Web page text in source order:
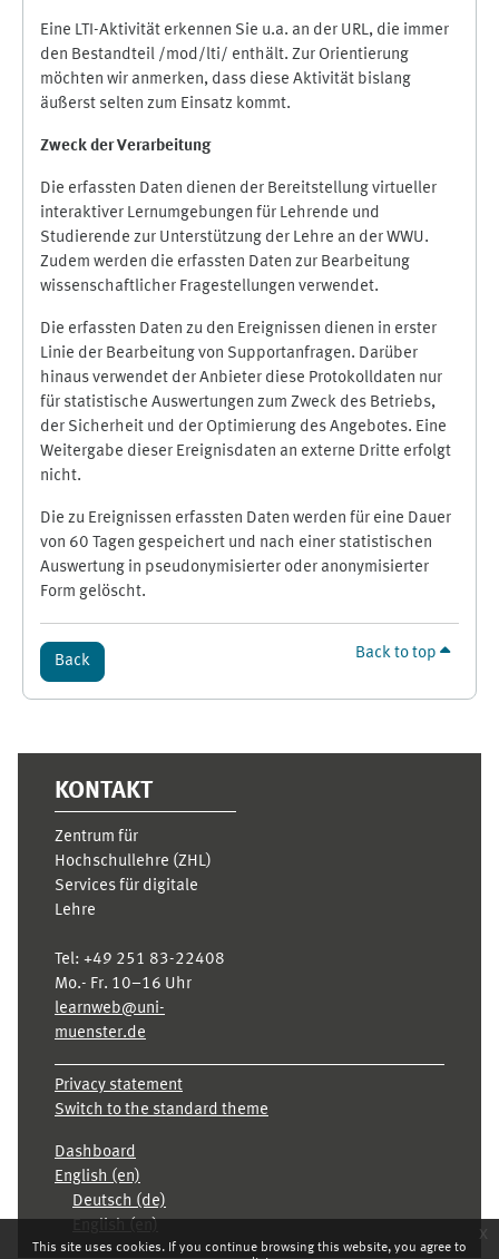
This site uses cookies. If you continue browsing this website, you agree to
x
Eine LTI-Aktivität erkennen Sie u.a. an der URL, die immer
den Bestandteil /mod/lti/ enthält. Zur Orientierung
möchten wir anmerken, dass diese Aktivität bislang
äußerst selten zum Einsatz kommt.
Zweck der Verarbeitung
Die erfassten Daten dienen der Bereitstellung virtueller
interaktiver Lernumgebungen für Lehrende und
Studierende zur Unterstützung der Lehre an der WWU.
Zudem werden die erfassten Daten zur Bearbeitung
wissenschaftlicher Fragestellungen verwendet.
Die erfassten Daten zu den Ereignissen dienen in erster
Linie der Bearbeitung von Supportanfragen. Darüber
hinaus verwendet der Anbieter diese Protokolldaten nur
für statistische Auswertungen zum Zweck des Betriebs,
der Sicherheit und der Optimierung des Angebotes. Eine
Weitergabe dieser Ereignisdaten an externe Dritte erfolgt
nicht.
Die zu Ereignissen erfassten Daten werden für eine Dauer
von 60 Tagen gespeichert und nach einer statistischen
Auswertung in pseudonymisierter oder anonymisierter
Form gelöscht.
Back Back to top
KONTAKT
Zentrum für
Hochschullehre (ZHL)
Services für digitale
Lehre
Tel: +49 251 83-22408
Mo.- Fr. 10–16 Uhr
learnweb@uni-
muenster.de
Privacy statement
Switch to the standard theme
Dashboard
English ‎(en)‎
Deutsch ‎(de)‎